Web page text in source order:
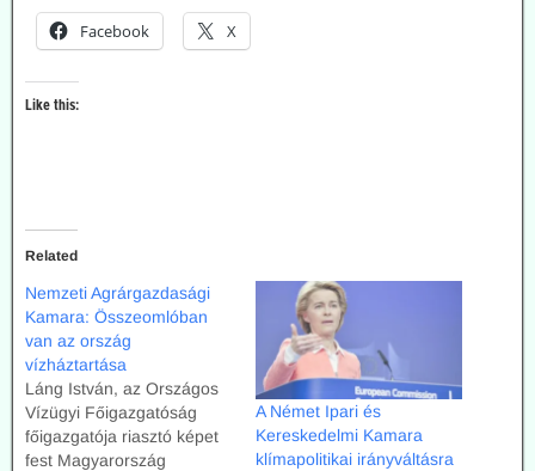
Facebook X
Like this:
Related
Nemzeti Agrárgazdasági
Kamara: Összeomlóban
van az ország
vízháztartása
Láng István, az Országos
Vízügyi Főigazgatóság
főigazgatója riasztó képet
fest Magyarország
A Német Ipari és
Kereskedelmi Kamara
klímapolitikai irányváltásra